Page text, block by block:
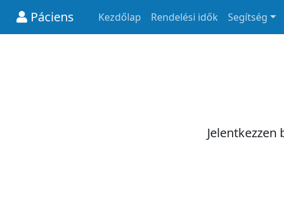
Páciens Kezdőlap Rendelési idők Segítség